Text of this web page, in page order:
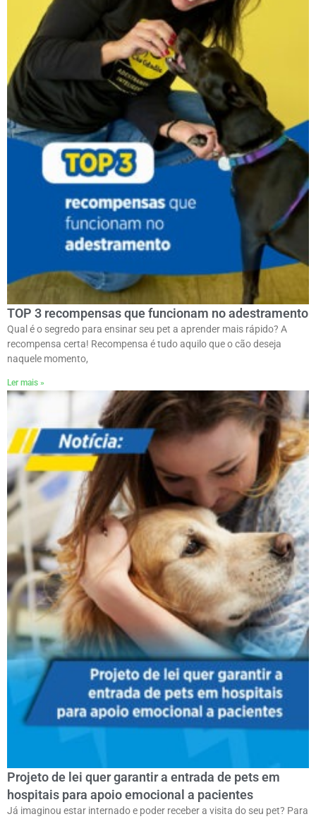
TOP 3 recompensas que funcionam no adestramento
Qual é o segredo para ensinar seu pet a aprender mais rápido? A
recompensa certa! Recompensa é tudo aquilo que o cão deseja
naquele momento,
Ler mais »
Projeto de lei quer garantir a entrada de pets em
hospitais para apoio emocional a pacientes
Já imaginou estar internado e poder receber a visita do seu pet? Para